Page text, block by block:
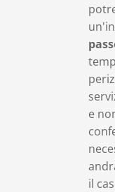
e
il